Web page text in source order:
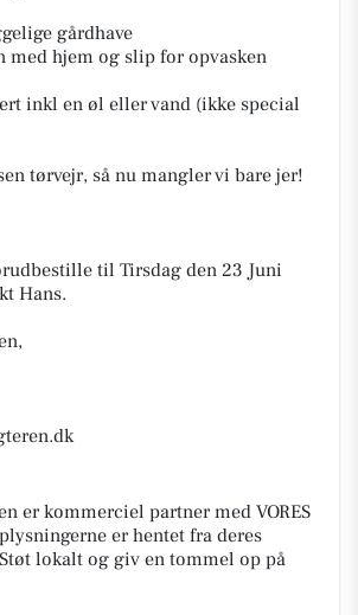
gårdhave
med hjem og slip for opvasken
inkl en øl eller vand (ikke special
tørvejr, så nu mangler vi bare jer!
til Tirsdag den 23 Juni
Hans.
er kommerciel partner med VORES
er hentet fra deres
lokalt og giv en tommel op på